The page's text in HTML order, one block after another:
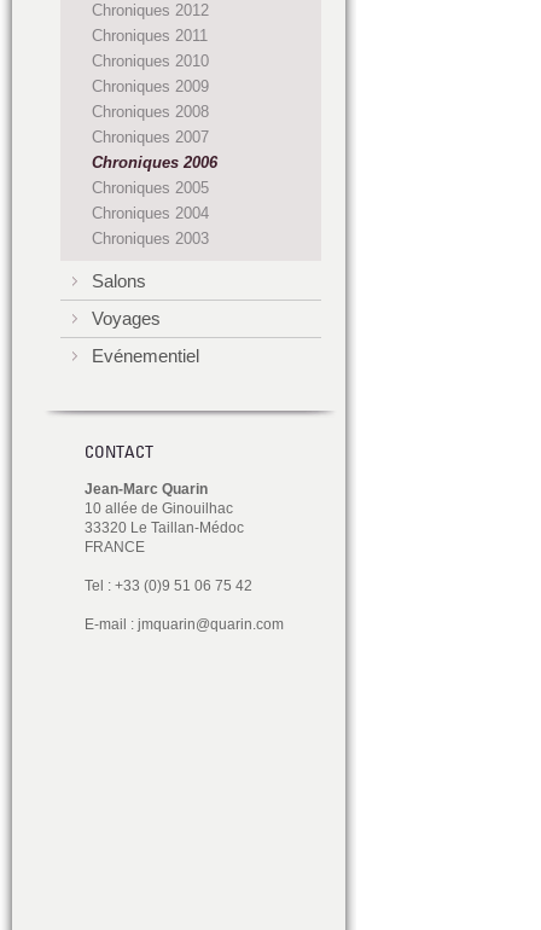
Chroniques 2012
Chroniques 2011
Chroniques 2010
Chroniques 2009
Chroniques 2008
Chroniques 2007
Chroniques 2006
Chroniques 2005
Chroniques 2004
Chroniques 2003
Salons
Voyages
Evénementiel
CONTACT
Jean-Marc Quarin
10 allée de Ginouilhac
33320 Le Taillan-Médoc
FRANCE
Tel : +33 (0)9 51 06 75 42
E-mail : jmquarin@quarin.com